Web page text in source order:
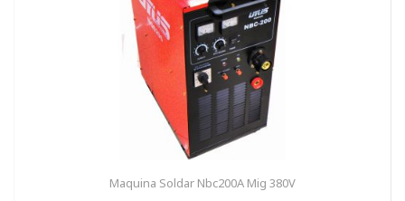
Maquina Soldar Nbc200A Mig 380V